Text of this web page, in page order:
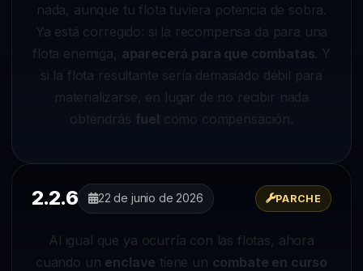
nada, aunque tu flota tuviera potencia de sobra.
Ya está corregido: si la recompensa da para una
flota enemiga, aparecerá para que combatas. Y
si la flota resultante sería demasiado débil para
materializarse, en lugar de no recibir nada
obtendrás fuel como compensación.
2.2.6 22 de junio de 2026 PARCHE
Al igual que ya ocurría con las flotas, ahora
cuando un enclave tiene un combate en curso